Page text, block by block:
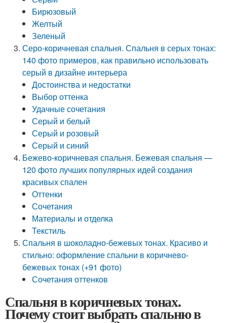
Бирюзовый
Желтый
Зеленый
Серо-коричневая спальня. Спальня в серых тонах:
140 фото примеров, как правильно использовать
серый в дизайне интерьера
Достоинства и недостатки
Выбор оттенка
Удачные сочетания
Серый и белый
Серый и розовый
Серый и синий
Бежево-коричневая спальня. Бежевая спальня —
120 фото лучших популярных идей создания
красивых спален
Оттенки
Сочетания
Материалы и отделка
Текстиль
Спальня в шоколадно-бежевых тонах. Красиво и
стильно: оформление спальни в коричнево-
бежевых тонах (+91 фото)
Сочетания оттенков
Спальня в коричневых тонах.
Почему стоит выбрать спальню в